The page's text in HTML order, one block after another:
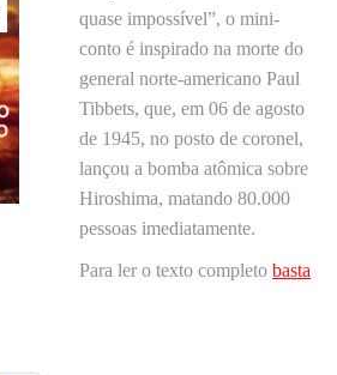
quase impossível”, o mini-
conto é inspirado na morte do
general norte-americano Paul
Tibbets, que, em 06 de agosto
de 1945, no posto de coronel,
lançou a bomba atômica sobre
Hiroshima, matando 80.000
pessoas imediatamente.
Para ler o texto completobasta